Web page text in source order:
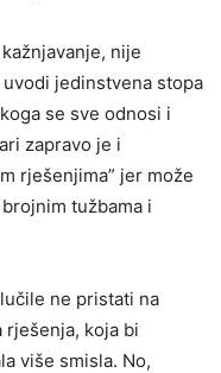
nije
jedinstvena stopa
se sve odnosi i
zapravo je i
rješenjima” jer može
tužbama i
ne pristati na
rješenja, koja bi
više smisla. No,